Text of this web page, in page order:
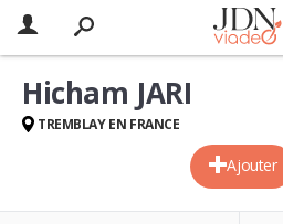
Ajouter
Hicham JARI
TREMBLAY EN FRANCE